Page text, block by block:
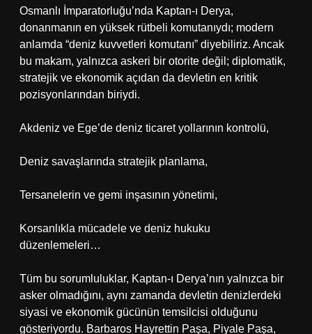
Osmanlı İmparatorluğu’nda Kaptan-ı Derya,
donanmanın en yüksek rütbeli komutanıydı; modern
anlamda “deniz kuvvetleri komutanı” diyebiliriz. Ancak
bu makam, yalnızca askeri bir otorite değil; diplomatik,
stratejik ve ekonomik açıdan da devletin en kritik
pozisyonlarından biriydi.
Akdeniz ve Ege’de deniz ticaret yollarının kontrolü,
Deniz savaşlarında stratejik planlama,
Tersanelerin ve gemi inşasının yönetimi,
Korsanlıkla mücadele ve deniz hukuku
düzenlemeleri…
Tüm bu sorumluluklar, Kaptan-ı Derya’nın yalnızca bir
asker olmadığını, aynı zamanda devletin denizlerdeki
siyasi ve ekonomik gücünün temsilcisi olduğunu
gösteriyordu. Barbaros Hayrettin Paşa, Piyale Paşa,